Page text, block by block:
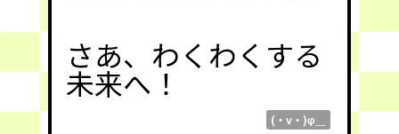
さあ、わくわくする
未来へ！
(・v・)φ＿